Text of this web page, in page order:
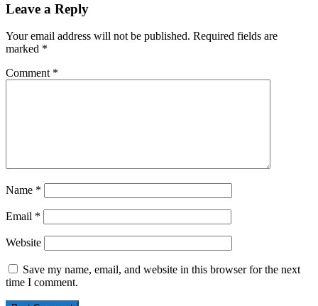
Leave a Reply
Your email address will not be published. Required fields are
marked *
Comment *
Name *
Email *
Website
Save my name, email, and website in this browser for the next
time I comment.